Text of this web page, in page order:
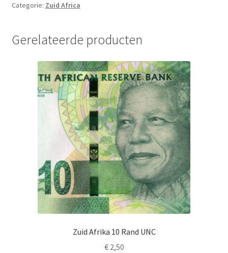
Categorie: Zuid Africa
Gerelateerde producten
Zuid Afrika 10 Rand UNC
€2,50